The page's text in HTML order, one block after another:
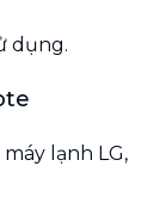
dụng.
lạnh LG,